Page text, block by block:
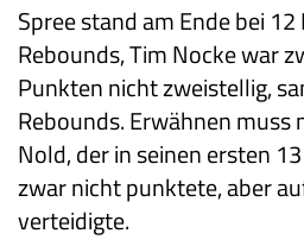
Spree stand am Ende bei
Rebounds, Tim Nocke war
Punkten nicht zweistellig,
Rebounds. Erwähnen muss
Nold, der in seinen ersten
zwar nicht punktete, aber
verteidigte.